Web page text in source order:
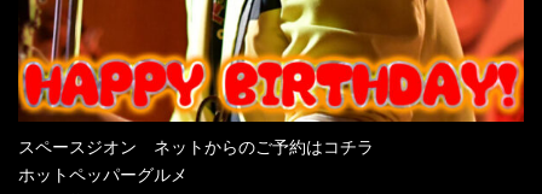
スペースジオン ネットからのご予約はコチラ
ホットペッパーグルメ